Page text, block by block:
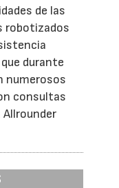
de las
robotizados
durante
numerosos
consultas